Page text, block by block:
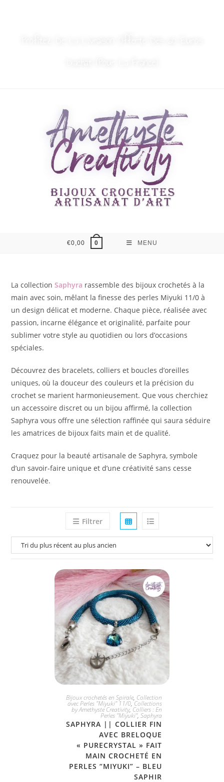
€0,00 0 MENU
La collectionSaphyra rassemble des bijoux crochetés à la
main avec soin, mêlant la finesse des perles Miyuki 11/0 à
un design délicat et moderne. Chaque pièce, réalisée avec
passion, incarne élégance et originalité, parfaite pour
sublimer votre style au quotidien ou lors d’occasions
spéciales.
Découvrez des bracelets, colliers et boucles d’oreilles
uniques, où la douceur des couleurs et la précision du
crochet se marient harmonieusement. Que vous cherchiez
un accessoire discret ou un bijou affirmé, la collection
Saphyra vous offre une sélection raffinée qui saura séduire
les amatrices de bijoux faits main et de qualité.
Craquez pour la beauté artisanale de Saphyra, symbole
d’un savoir-faire unique et d’une créativité sans cesse
renouvelée.
Filtrer
JE L'ADOPTE
Bijoux crochetés en Spirale, Collection
avec Perles "Miyuki" 11/0,Collections
by Amethyste Creativity,Colliers : En
Perles "Miyuki", Saphyra
SAPHYRA || COLLIER FIN
AVEC BRELOQUE
« PURECRYSTAL » FAIT
MAIN CROCHETÉ EN
PERLES “MIYUKI” – BLEU
SAPHIR